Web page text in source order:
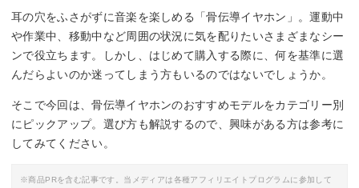
耳の穴をふさがずに音楽を楽しめる「骨伝導イヤホン」。運動中
や作業中、移動中など周囲の状況に気を配りたいさまざまなシー
ンで役立ちます。しかし、はじめて購入する際に、何を基準に選
んだらよいのか迷ってしまう方もいるのではないでしょうか。
そこで今回は、骨伝導イヤホンのおすすめモデルをカテゴリー別
にピックアップ。選び方も解説するので、興味がある方は参考に
してみてください。
※商品PRを含む記事です。当メディアは各種アフィリエイトプログラムに参加して